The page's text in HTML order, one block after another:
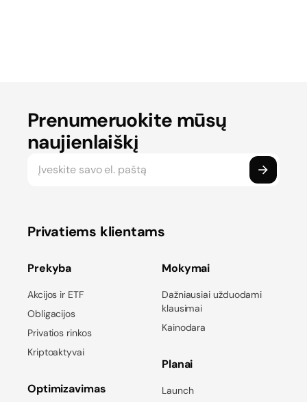
Prenumeruokite mūsų
naujienlaiškį
Privatiems klientams
Prekyba
Akcijos ir ETF
Obligacijos
Privatios rinkos
Kriptoaktyvai
Optimizavimas
Mokymai
Dažniausiai užduodami
klausimai
Kainodara
Planai
Launch